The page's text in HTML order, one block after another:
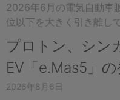
2026年6月の電気自動車
位以下を大きく引き離し
プロトン、シン
EV「e.Mas5」
2026年8月6日